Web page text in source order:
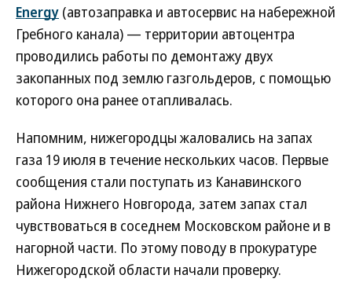
Energy (автозаправка и автосервис на набережной
Гребного канала) — территории автоцентра
проводились работы по демонтажу двух
закопанных под землю газгольдеров, с помощью
которого она ранее отапливалась.
Напомним, нижегородцы жаловались на запах
газа 19 июля в течение нескольких часов. Первые
сообщения стали поступать из Канавинского
района Нижнего Новгорода, затем запах стал
чувствоваться в соседнем Московском районе и в
нагорной части. По этому поводу в прокуратуре
Нижегородской области начали проверку.